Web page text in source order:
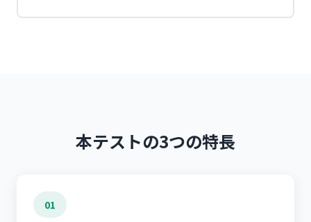
本テストの3つの特長
01